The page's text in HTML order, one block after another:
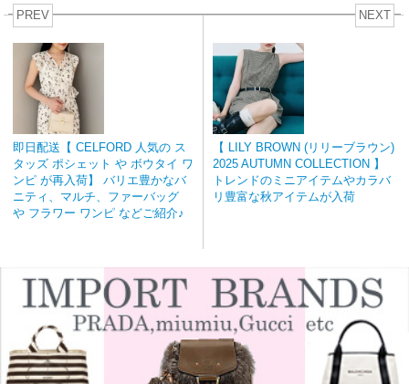
PREV
即日配送【 CELFORD 人気の ス
タッズ ポシェット や ボウタイ ワ
ンピ が再入荷】 バリエ豊かなバ
ニティ、マルチ、ファーバッグ
や フラワー ワンピ などご紹介♪
NEXT
【 LILY BROWN (リリーブラウン)
2025 AUTUMN COLLECTION 】
トレンドのミニアイテムやカラバ
リ豊富な秋アイテムが入荷